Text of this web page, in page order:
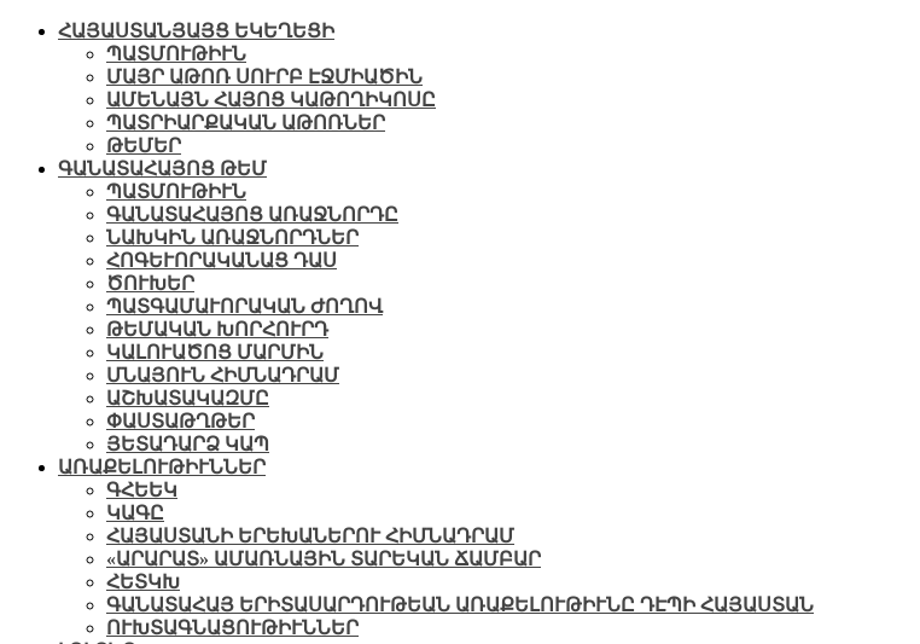
ՀԱՅԱՍՏԱՆՅԱՅՑ ԵԿԵՂԵՑԻ
ՊԱՏՄՈՒԹԻՒՆ
ՄԱՅՐ ԱԹՈՌ ՍՈՒՐԲ ԷՋՄԻԱԾԻՆ
ԱՄԵՆԱՅՆ ՀԱՅՈՑ ԿԱԹՈՂԻԿՈՍԸ
ՊԱՏՐԻԱՐՔԱԿԱՆ ԱԹՈՌՆԵՐ
ԹԵՄԵՐ
ԳԱՆԱՏԱՀԱՅՈՑ ԹԵՄ
ՊԱՏՄՈՒԹԻՒՆ
ԳԱՆԱՏԱՀԱՅՈՑ ԱՌԱՋՆՈՐԴԸ
ՆԱԽԿԻՆ ԱՌԱՋՆՈՐԴՆԵՐ
ՀՈԳԵՒՈՐԱԿԱՆԱՑ ԴԱՍ
ԾՈՒԽԵՐ
ՊԱՏԳԱՄԱՒՈՐԱԿԱՆ ԺՈՂՈՎ
ԹԵՄԱԿԱՆ ԽՈՐՀՈՒՐԴ
ԿԱԼՈՒԱԾՈՑ ՄԱՐՄԻՆ
ՄՆԱՅՈՒՆ ՀԻՄՆԱԴՐԱՄ
ԱՇԽԱՏԱԿԱԶՄԸ
ՓԱՍՏԱԹՂԹԵՐ
ՅԵՏԱԴԱՐՁ ԿԱՊ
ԱՌԱՔԵԼՈՒԹԻՒՆՆԵՐ
ԳՀԵԵԿ
ԿԱԳԸ
ՀԱՅԱՍՏԱՆԻ ԵՐԵԽԱՆԵՐՈՒ ՀԻՄՆԱԴՐԱՄ
«ԱՐԱՐԱՏ» ԱՄԱՌՆԱՅԻՆ ՏԱՐԵԿԱՆ ՃԱՄԲԱՐ
ՀԵՏԿԽ
ԳԱՆԱՏԱՀԱՅ ԵՐԻՏԱՍԱՐԴՈՒԹԵԱՆ ԱՌԱՔԵԼՈՒԹԻՒՆԸ ԴԷՊԻ ՀԱՅԱՍՏԱՆ
ՈՒԽՏԱԳՆԱՑՈՒԹԻՒՆՆԵՐ